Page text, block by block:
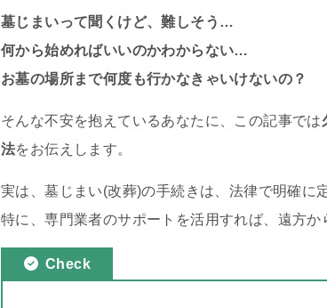
墓じまいって聞くけど、難しそう…
何から始めればいいのかわからない…
お墓の場所まで何度も行かなきゃいけないの？
そんな不安を抱えているあなたに、この記事では
法をお伝えします。
実は、墓じまい(改葬)の手続きは、法律で明確に
特に、専門業者のサポートを活用すれば、遠方か
Check